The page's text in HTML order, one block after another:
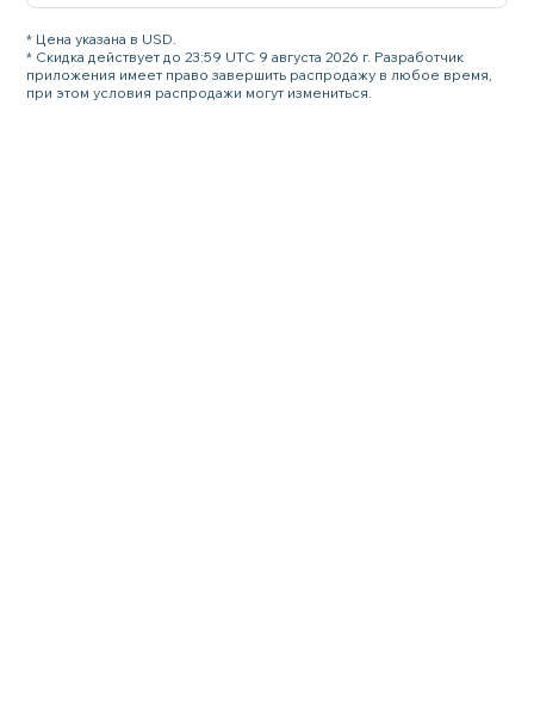
* Цена указана в USD.
* Скидка действует до 23:59 UTC 9 августа 2026 г. Разработчик
приложения имеет право завершить распродажу в любое время,
при этом условия распродажи могут измениться.